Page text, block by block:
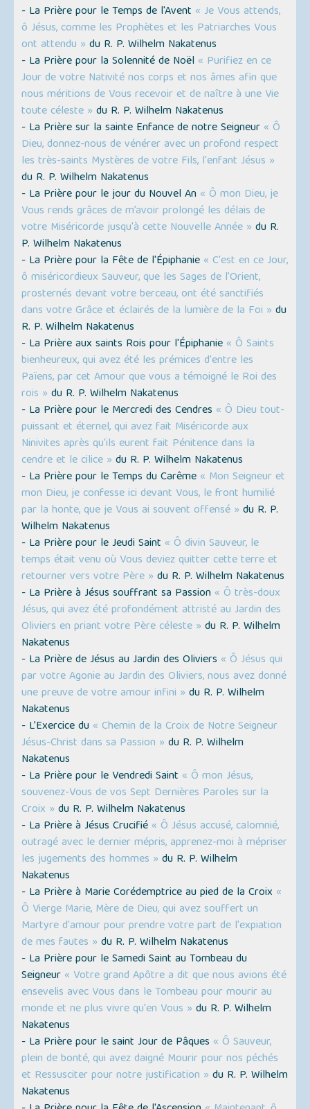
- La Prière pour le Temps de l'Avent « Je Vous attends,
ô Jésus, comme les Prophètes et les Patriarches Vous
ont attendu » du R. P. Wilhelm Nakatenus
- La Prière pour la Solennité de Noël « Purifiez en ce
Jour de votre Nativité nos corps et nos âmes afin que
nous méritions de Vous recevoir et de naître à une Vie
toute céleste » du R. P. Wilhelm Nakatenus
- La Prière sur la sainte Enfance de notre Seigneur « Ô
Dieu, donnez-nous de vénérer avec un profond respect
les très-saints Mystères de votre Fils, l'enfant Jésus »
du R. P. Wilhelm Nakatenus
- La Prière pour le jour du Nouvel An « Ô mon Dieu, je
Vous rends grâces de m’avoir prolongé les délais de
votre Miséricorde jusqu'à cette Nouvelle Année » du R.
P. Wilhelm Nakatenus
- La Prière pour la Fête de l'Épiphanie « C'est en ce Jour,
ô miséricordieux Sauveur, que les Sages de l'Orient,
prosternés devant votre berceau, ont été sanctifiés
dans votre Grâce et éclairés de la lumière de la Foi » du
R. P. Wilhelm Nakatenus
- La Prière aux saints Rois pour l'Épiphanie « Ô Saints
bienheureux, qui avez été les prémices d'entre les
Païens, par cet Amour que vous a témoigné le Roi des
rois » du R. P. Wilhelm Nakatenus
- La Prière pour le Mercredi des Cendres « Ô Dieu tout-
puissant et éternel, qui avez fait Miséricorde aux
Ninivites après qu'ils eurent fait Pénitence dans la
cendre et le cilice » du R. P. Wilhelm Nakatenus
- La Prière pour le Temps du Carême « Mon Seigneur et
mon Dieu, je confesse ici devant Vous, le front humilié
par la honte, que je Vous ai souvent offensé » du R. P.
Wilhelm Nakatenus
- La Prière pour le Jeudi Saint « Ô divin Sauveur, le
temps était venu où Vous deviez quitter cette terre et
retourner vers votre Père » du R. P. Wilhelm Nakatenus
- La Prière à Jésus souffrant sa Passion « Ô très-doux
Jésus, qui avez été profondément attristé au Jardin des
Oliviers en priant votre Père céleste » du R. P. Wilhelm
Nakatenus
- La Prière de Jésus au Jardin des Oliviers « Ô Jésus qui
par votre Agonie au Jardin des Oliviers, nous avez donné
une preuve de votre amour infini » du R. P. Wilhelm
Nakatenus
- L’Exercice du « Chemin de la Croix de Notre Seigneur
Jésus-Christ dans sa Passion » du R. P. Wilhelm
Nakatenus
- La Prière pour le Vendredi Saint « Ô mon Jésus,
souvenez-Vous de vos Sept Dernières Paroles sur la
Croix » du R. P. Wilhelm Nakatenus
- La Prière à Jésus Crucifié « Ô Jésus accusé, calomnié,
outragé avec le dernier mépris, apprenez-moi à mépriser
les jugements des hommes » du R. P. Wilhelm
Nakatenus
- La Prière à Marie Corédemptrice au pied de la Croix «
Ô Vierge Marie, Mère de Dieu, qui avez souffert un
Martyre d'amour pour prendre votre part de l'expiation
de mes fautes » du R. P. Wilhelm Nakatenus
- La Prière pour le Samedi Saint au Tombeau du
Seigneur « Votre grand Apôtre a dit que nous avions été
ensevelis avec Vous dans le Tombeau pour mourir au
monde et ne plus vivre qu'en Vous » du R. P. Wilhelm
Nakatenus
- La Prière pour le saint Jour de Pâques « Ô Sauveur,
plein de bonté, qui avez daigné Mourir pour nos péchés
et Ressusciter pour notre justification » du R. P. Wilhelm
Nakatenus